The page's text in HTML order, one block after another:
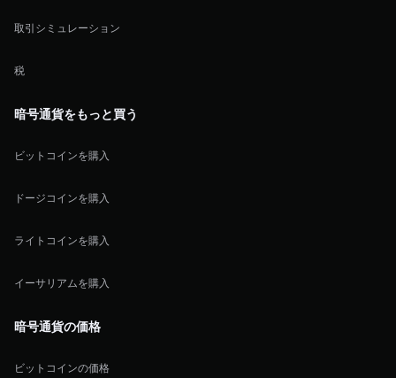
取引シミュレーション
税
暗号通貨をもっと買う
ビットコインを購入
ドージコインを購入
ライトコインを購入
イーサリアムを購入
暗号通貨の価格
ビットコインの価格